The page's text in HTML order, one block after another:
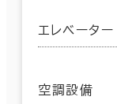
エレベーター
空調設備